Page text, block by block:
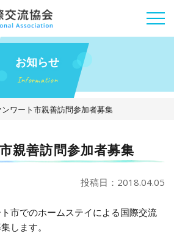
お知らせ
Information
ンワート市親善訪問参加者募集
親善訪問参加者募集
投稿日：2018.04.05
市でのホームステイによる国際交流
します。